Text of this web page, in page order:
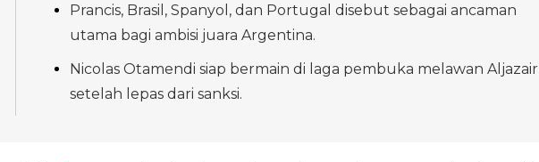
Prancis, Brasil, Spanyol, dan Portugal disebut sebagai ancaman
utama bagi ambisi juara Argentina.
Nicolas Otamendi siap bermain di laga pembuka melawan Aljazair
setelah lepas dari sanksi.